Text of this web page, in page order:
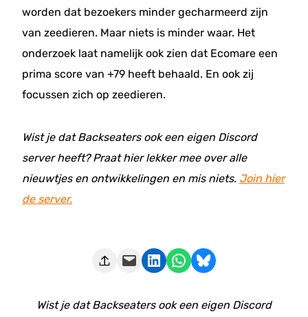
worden dat bezoekers minder gecharmeerd zijn
van zeedieren. Maar niets is minder waar. Het
onderzoek laat namelijk ook zien dat Ecomare een
prima score van +79 heeft behaald. En ook zij
focussen zich op zeedieren.
Wist je dat Backseaters ook een eigen Discord
server heeft? Praat hier lekker mee over alle
nieuwtjes en ontwikkelingen en mis niets. Join hier
de server.
Deze pagina e-mailen Delen op LinkedIn Delen via WhatsApp Share on Bluesky
Wist je dat Backseaters ook een eigen Discord